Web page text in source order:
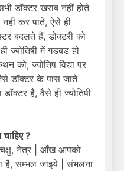
डॉक्टर खराब नहीं होते
कर पाते, ऐसे ही
बदलते हैं, डोक्टरी को
ज्योतिषी में गडबड हो
को, ज्योतिष विद्या पर
डॉक्टर के पास जाते
है, वैसे ही ज्योतिषी
?
चक्षु, नेत्र | आँख आपको
है, सम्भल जाइये | संभलना